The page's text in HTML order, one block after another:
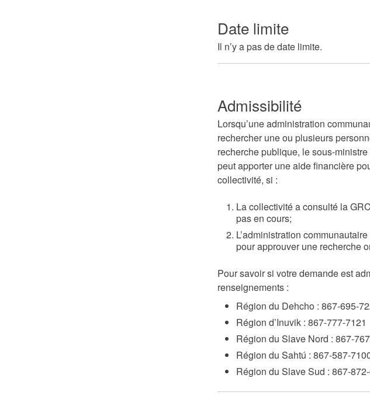
Date limite
Il n’y a pas de date limite.
Admissibilité
Lorsqu’une administration
rechercher une ou plusieurs
recherche publique, le sous-
peut apporter une aide financière
collectivité, si :
La collectivité a consulté la
pas en cours;
L’administration
pour approuver une recherche
Pour savoir si votre demande est
renseignements :
Région du Dehcho : 867-695-
Région d’Inuvik : 867-777-7121
Région du Slave Nord : 867-
Région du Sahtú : 867-587-
Région du Slave Sud : 867-